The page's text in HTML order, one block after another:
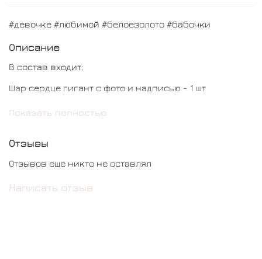
#девочке #любимой #белоезолото #бабочки
Описание
В состав входит:
Шар сердце гигант с фото и надписью - 1 шт
Шар звезда гигант с фото и надписью - 1 шт
Шар цифра - 1 шт
Шар обычный - 6 шт
Показать полностью
Отзывы
Отзывов еще никто не оставлял
Написать отзыв